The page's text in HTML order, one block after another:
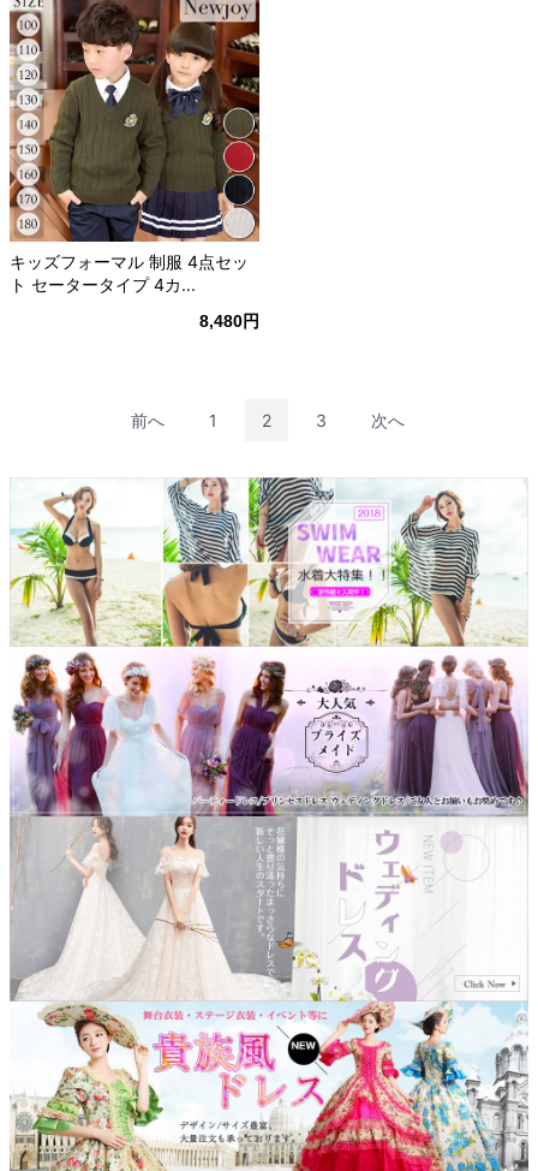
キッズフォーマル 制服 4点セッ
ト セータータイプ 4カ...
8,480円
前へ 1 2 3 次へ